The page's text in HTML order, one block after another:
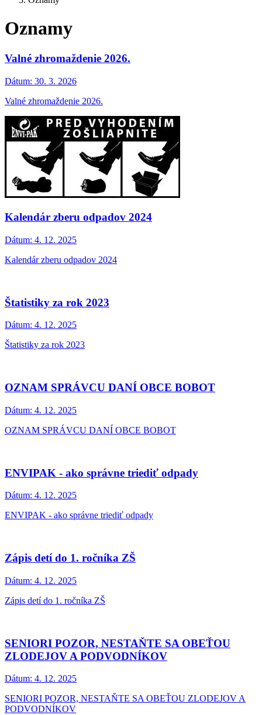
Oznamy
Valné zhromaždenie 2026.
Dátum: 30. 3. 2026
Valné zhromaždenie 2026.
Kalendár zberu odpadov 2024
Dátum: 4. 12. 2025
Kalendár zberu odpadov 2024
Štatistiky za rok 2023
Dátum: 4. 12. 2025
Štatistiky za rok 2023
OZNAM SPRÁVCU DANÍ OBCE BOBOT
Dátum: 4. 12. 2025
OZNAM SPRÁVCU DANÍ OBCE BOBOT
ENVIPAK - ako správne triediť odpady
Dátum: 4. 12. 2025
ENVIPAK - ako správne triediť odpady
Zápis detí do 1. ročníka ZŠ
Dátum: 4. 12. 2025
Zápis detí do 1. ročníka ZŠ
SENIORI POZOR, NESTAŇTE SA OBEŤOU
ZLODEJOV A PODVODNÍKOV
Dátum: 4. 12. 2025
SENIORI POZOR, NESTAŇTE SA OBEŤOU ZLODEJOV A
PODVODNÍKOV